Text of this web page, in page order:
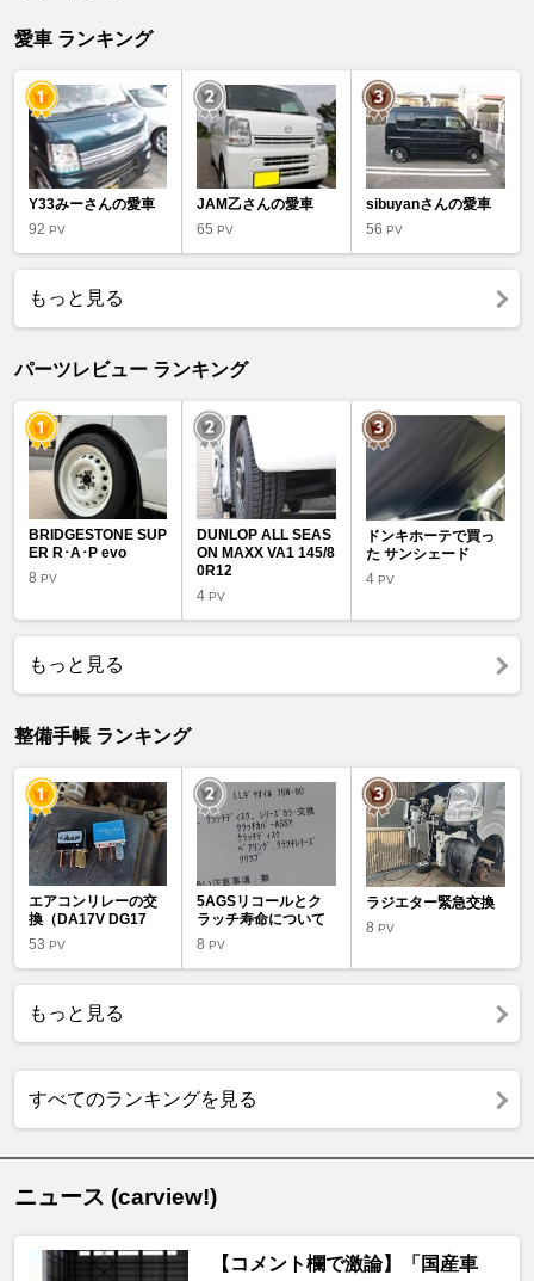
愛車 ランキング
Y33みーさんの愛車
92 PV
JAM乙さんの愛車
65PV
sibuyanさんの愛車
56 PV
もっと見る
パーツレビュー ランキング
BRIDGESTONE SUP
ER R･A･P evo
8 PV
DUNLOP ALL SEAS
ON MAXX VA1 145/8
0R12
4PV
ドンキホーテで買っ
た サンシェード
4 PV
もっと見る
整備手帳 ランキング
エアコンリレーの交
換（DA17V DG17
53 PV
5AGSリコールとク
ラッチ寿命について
8PV
ラジエター緊急交換
8 PV
もっと見る
すべてのランキングを見る
ニュース (carview!)
【コメント欄で激論】「国産車